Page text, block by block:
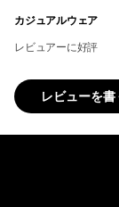
カジュアルウェア
レビュアーに好評
レビューを書